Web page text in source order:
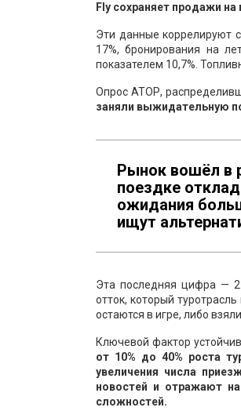
Fly сохраняет продажи
Эти данные коррелируют
17%, бронирования на
показателем 10,7%.
Опрос АТОР,
заняли выжидательную
Рынок вошёл в
поездке
ожидания
ищут
Эта последняя цифра —
отток, который
остаются в игре, либо
Ключевой фактор
от 10% до 40% роста
увеличения числа
новостей и отражают
сложностей.